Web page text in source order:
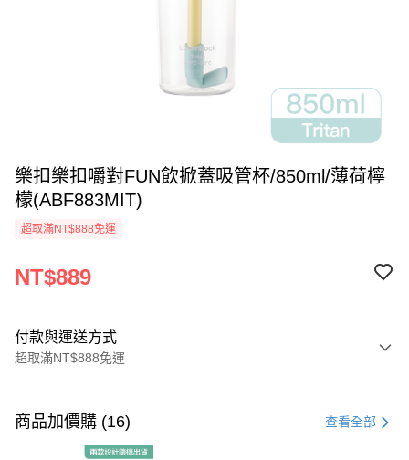
樂扣樂扣嚼對FUN飲掀蓋吸管杯/850ml/薄荷檸
檬(ABF883MIT)
超取滿NT$888免運
NT$889
付款與運送方式
超取滿NT$888免運
信用卡一次付款
商品加價購 (16) 查看全部